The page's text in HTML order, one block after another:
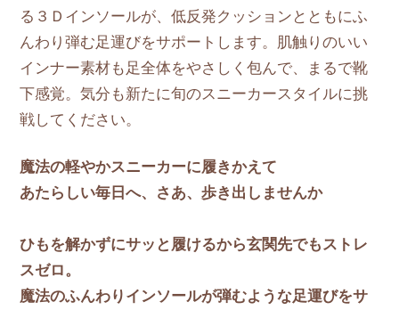
る３Ｄインソールが、低反発クッションとともにふ
んわり弾む足運びをサポートします。肌触りのいい
インナー素材も足全体をやさしく包んで、まるで靴
下感覚。気分も新たに旬のスニーカースタイルに挑
戦してください。
魔法の軽やかスニーカーに履きかえて
あたらしい毎日へ、さあ、歩き出しませんか
ひもを解かずにサッと履けるから玄関先でもストレ
スゼロ。
魔法のふんわりインソールが弾むような足運びをサ